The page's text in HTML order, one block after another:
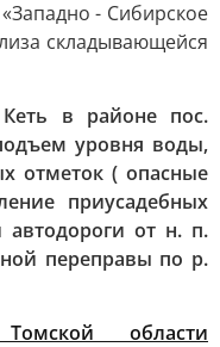
- Сибирское
складывающейся
в районе пос.
уровня воды,
отметок ( опасные
приусадебных
автодороги от н. п.
переправы по р.
области